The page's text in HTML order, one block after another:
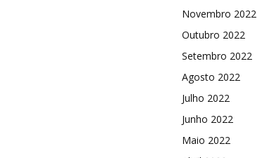
Novembro 2022
Outubro 2022
Setembro 2022
Agosto 2022
Julho 2022
Junho 2022
Maio 2022